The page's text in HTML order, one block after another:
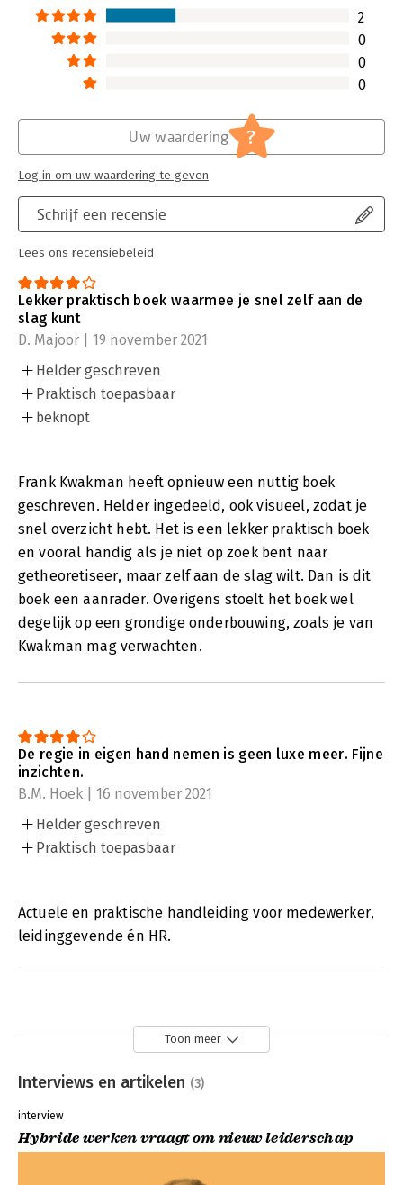
2
0
0
0
Schrijf een recensie
Lees ons recensiebeleid
Uw waardering ?
Log in om uw waardering te geven
Lekker praktisch boek waarmee je snel zelf aan de
slag kunt
D. Majoor | 19 november 2021
Helder geschreven
Praktisch toepasbaar
beknopt
Frank Kwakman heeft opnieuw een nuttig boek
geschreven. Helder ingedeeld, ook visueel, zodat je
snel overzicht hebt. Het is een lekker praktisch boek
en vooral handig als je niet op zoek bent naar
getheoretiseer, maar zelf aan de slag wilt. Dan is dit
boek een aanrader. Overigens stoelt het boek wel
degelijk op een grondige onderbouwing, zoals je van
Kwakman mag verwachten.
De regie in eigen hand nemen is geen luxe meer. Fijne
inzichten.
B.M. Hoek | 16 november 2021
Helder geschreven
Praktisch toepasbaar
Actuele en praktische handleiding voor medewerker,
leidinggevende én HR.
Toon meer
Interviews en artikelen (3)
interview
Hybride werken vraagt om nieuw leiderschap